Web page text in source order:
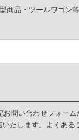
商品・ツールワゴン
お問い合わせフォーム
たします。よくある